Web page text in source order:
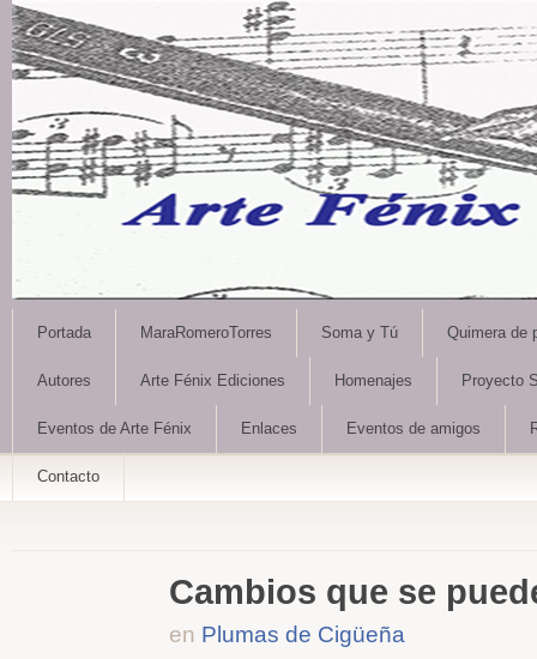
Portada MaraRomeroTorres Soma y Tú Quimera de
Autores Arte Fénix Ediciones Homenajes Proyecto
Eventos de Arte Fénix Enlaces Eventos de amigos
Contacto
Cambios que se
en Plumas de Cigüeña